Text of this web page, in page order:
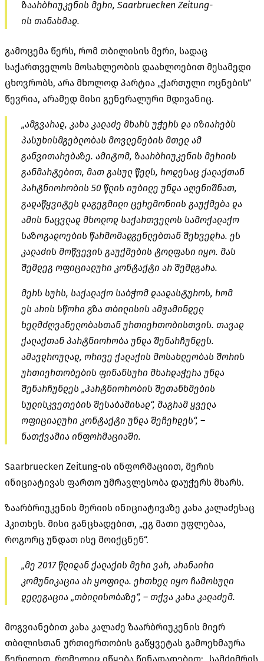
ზაარბრიუკენის მერი, Saarbruecken Zeitung-
ის თანახმად.
გამოცემა წერს, რომ თბილისის მერი, სადაც
საქართველოს მოსახლეობის დაახლოებით მესამედი
ცხოვრობს, არა მხოლოდ პარტია „ქართული ოცნების“
წევრია, არამედ მისი გენერალური მდივანიც.
„ამგვარად, კახა კალაძე მხარს უჭერს და იზიარებს
პასუხისმგებლობას მოვლენების მთელ ამ
განვითარებაზე. ამიტომ, ზაარბრიუკენის მერიის
განმარტებით, მათ გასულ წელს, როდესაც ქალაქთან
პარტნიორობის 50 წლის იუბილე უნდა აღენიშნათ,
გადაწყვიტეს დაგეგმილი ცერემონიის გაუქმება და
ამის ნაცვლად მხოლოდ საქართველოს სამოქალაქო
საზოგადოების წარმომადგენლებთან შეხვედრა. ეს
კალაძის მოწვევის გაუქმების ტოლფასი იყო. მას
შემდეგ ოფიციალური კონტაქტი არ შემდგარა.
მერს სურს, საქალაქო საბჭომ დაადასტუროს, რომ
ეს არის სწორი გზა თბილისის ამჟამინდელ
ხელმძღვანელობასთან ურთიერთობისთვის. თავად
ქალაქთან პარტნიორობა უნდა შენარჩუნდეს.
ამავდროულად, ორივე ქალაქის მოსახლეობას შორის
ურთიერთობების ფინანსური მხარდაჭერა უნდა
შენარჩუნდეს „პარტნიორობის შეთანხმების
სულისკვეთების შესაბამისად“, მაგრამ ყველა
ოფიციალური კონტაქტი უნდა შეჩერდეს“, –
ნათქვამია ინფორმაციაში.
Saarbruecken Zeitung-ის ინფორმაციით, მერის
ინიციატივას ფართო უმრავლესობა დაუჭერს მხარს.
ზაარბრიუკენის მერიის ინიციატივაზე კახა კალაძესაც
ჰკითხეს. მისი განცხადებით, „ეგ მათი უფლებაა,
როგორც უნდათ ისე მოიქცნენ“.
„მე 2017 წლიდან ქალაქის მერი ვარ, არანაირი
კომუნიკაცია არ ყოფილა. ერთხელ იყო ჩამოსული
დელეგაცია „თბილისობაზე“, – თქვა კახა კალაძემ.
მოგვიანებით კახა კალაძე ზაარბრიუკენის მიერ
თბილისთან ურთიერთობის გაწყვეტას გამოეხმაურა
წერილით, რომელიც იწყება წინადადებით: „სამძიმრის